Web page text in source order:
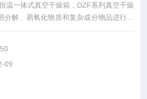
温一体式真空干燥箱，DZF系列真空干燥
分解、易氧化物质和复杂成分物品进行快
09